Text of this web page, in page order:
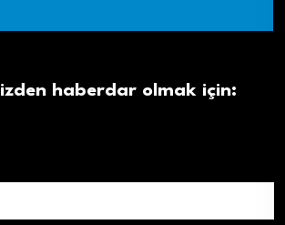
haberdar olmak için: